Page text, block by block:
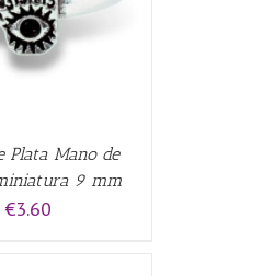
Plata Mano de
9 mm
€3.60